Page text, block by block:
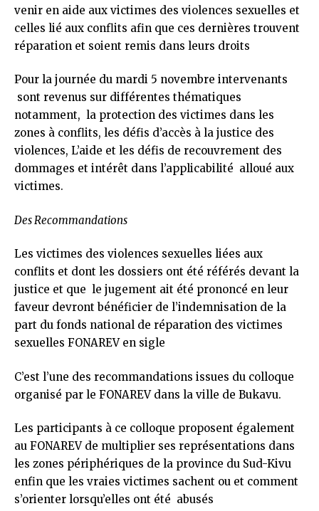
venir en aide aux victimes des violences sexuelles et
celles lié aux conflits afin que ces dernières trouvent
réparation et soient remis dans leurs droits
Pour la journée du mardi 5 novembre intervenants
sont revenus sur différentes thématiques
notamment, la protection des victimes dans les
zones à conflits, les défis d’accès à la justice des
violences, L’aide et les défis de recouvrement des
dommages et intérêt dans l’applicabilité alloué aux
victimes.
Des Recommandations
Les victimes des violences sexuelles liées aux
conflits et dont les dossiers ont été référés devant la
justice et que le jugement ait été prononcé en leur
faveur devront bénéficier de l’indemnisation de la
part du fonds national de réparation des victimes
sexuelles FONAREV en sigle
C’est l’une des recommandations issues du colloque
organisé par le FONAREV dans la ville de Bukavu.
Les participants à ce colloque proposent également
au FONAREV de multiplier ses représentations dans
les zones périphériques de la province du Sud-Kivu
enfin que les vraies victimes sachent ou et comment
s’orienter lorsqu’elles ont été abusés